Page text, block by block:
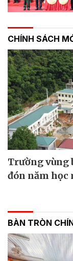
CHÍNH SÁCH
Trường vùng
đón năm học
BÀN TRÒN